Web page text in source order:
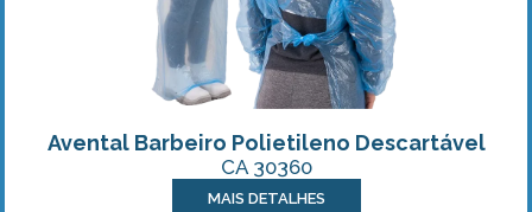
Avental Barbeiro Polietileno Descartável
CA 30360
MAIS DETALHES